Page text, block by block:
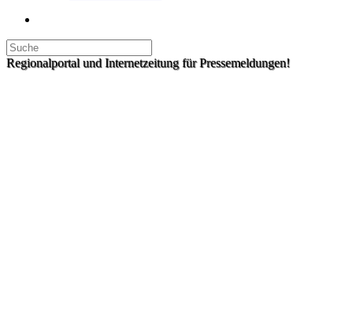
Regionalportal und Internetzeitung für Pressemeldungen!